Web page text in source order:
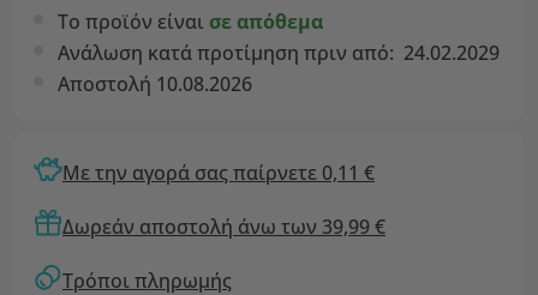
Το προϊόν είναι σε απόθεμα
Ανάλωση κατά προτίμηση πριν από: 24.02.2029
Αποστολή 10.08.2026
Με την αγορά σας παίρνετε 0,11 €
Δωρεάν αποστολή άνω των 39,99 €
Τρόποι πληρωμής